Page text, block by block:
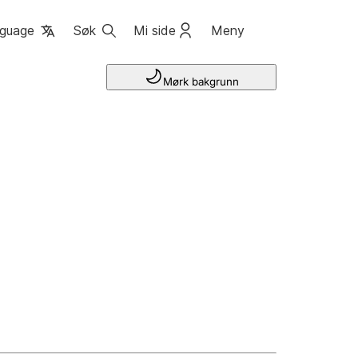
Søk Mi side Meny
Mørk bakgrunn